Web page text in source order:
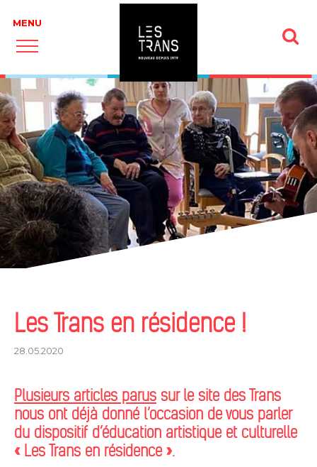
Les Trans en résidence !
28.05.2020
Plusieurs articles parus sur le site des Trans
nous ont déjà donné l’occasion de vous parler
du dispositif d’éducation artistique et culturelle
« Les Trans en résidence ».